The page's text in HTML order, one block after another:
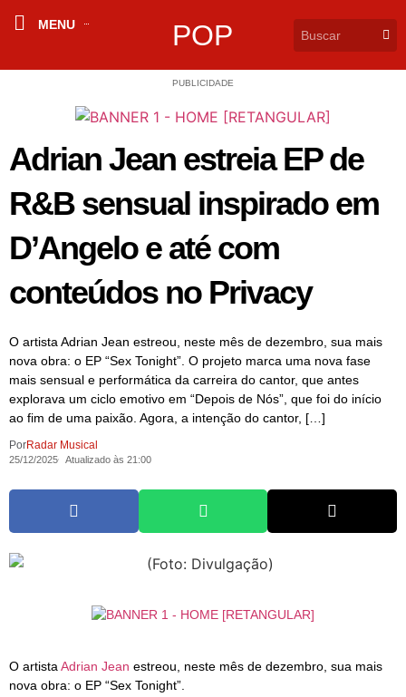
MENU POP
PUBLICIDADE
Adrian Jean estreia EP de
R&B sensual inspirado em
D’Angelo e até com
conteúdos no Privacy
O artista Adrian Jean estreou, neste mês de dezembro, sua mais
nova obra: o EP “Sex Tonight”. O projeto marca uma nova fase
mais sensual e performática da carreira do cantor, que antes
explorava um ciclo emotivo em “Depois de Nós”, que foi do início
ao fim de uma paixão. Agora, a intenção do cantor, […]
PorRadar Musical
25/12/2025 Atualizado às 21:00
O artista Adrian Jean estreou, neste mês de dezembro, sua mais
nova obra: o EP “Sex Tonight”.